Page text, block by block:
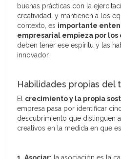
buenas prácticas con la
creatividad, y mantienen a los
contexto, es importante
empresarial empieza por los
deben tener ese espíritu y las
innovador.
Habilidades propias del
El crecimiento y la propia
empresa pasa por identificar
descubrimiento que distinguen
creativos en la medida en que